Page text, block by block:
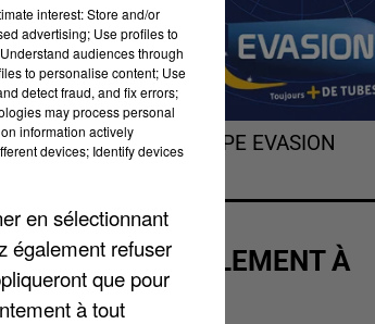
pour
L'HOROSCOPE EVASION
ACTUELLEMENT À
GAGNER
interest: Store and/or
advertising; Use profiles to
audiences through
to personalise content; Use
detect fraud, and fix errors;
may process personal
information actively
devices; Identify devices
en sélectionnant
également refuser
que pour
à tout